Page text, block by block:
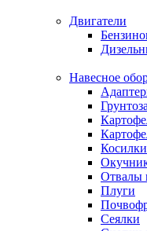
Двигатели
Навесное
Косилки
Отвалы
Плуги
Сеялки